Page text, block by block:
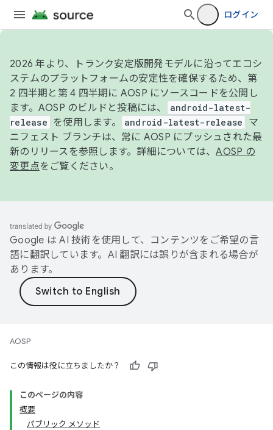
ログイン
2026 年より、トランク安定版開発モデルに沿ってエコシ
ステムのプラットフォームの安定性を確保するため、第
2 四半期と第 4 四半期に AOSP にソースコードを公開し
ます。AOSP のビルドと投稿には、
android-latest-
release
を使用します。 android-latest-release
マ
ニフェスト ブランチは、常に AOSP にプッシュされた最
新のリリースを参照します。詳細については、AOSP の
変更点をご覧ください。
Google は AI 技術を使用して、コンテンツをご希望の言
語に翻訳しています。AI 翻訳には誤りが含まれる場合が
あります。
AOSP
この情報は役に立ちましたか？
このページの内容
概要
パブリック メソッド